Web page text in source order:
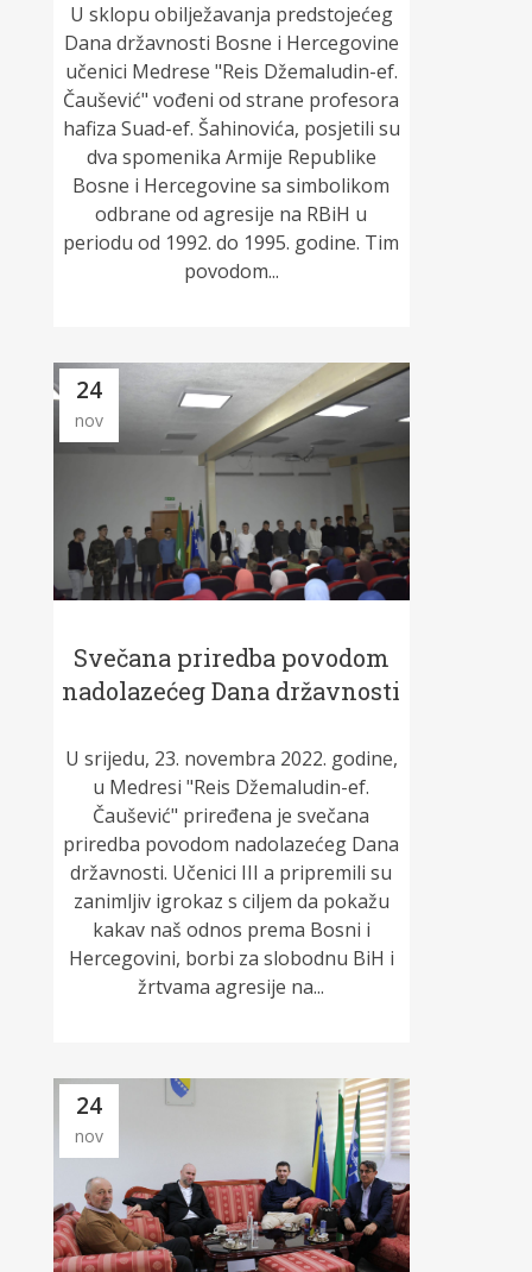
U sklopu obilježavanja predstojećeg
Dana državnosti Bosne i Hercegovine
učenici Medrese "Reis Džemaludin-ef.
Čaušević" vođeni od strane profesora
hafiza Suad-ef. Šahinovića, posjetili su
dva spomenika Armije Republike
Bosne i Hercegovine sa simbolikom
odbrane od agresije na RBiH u
periodu od 1992. do 1995. godine. Tim
povodom...
24
nov
Svečana priredba povodom
nadolazećeg Dana državnosti
U srijedu, 23. novembra 2022. godine,
u Medresi "Reis Džemaludin-ef.
Čaušević" priređena je svečana
priredba povodom nadolazećeg Dana
državnosti. Učenici III a pripremili su
zanimljiv igrokaz s ciljem da pokažu
kakav naš odnos prema Bosni i
Hercegovini, borbi za slobodnu BiH i
žrtvama agresije na...
24
nov